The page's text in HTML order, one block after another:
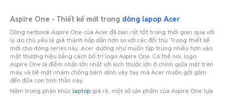
Aspire One - Thiết kế mới trong dòng lapop Acer
Dòng netbook Aspire One của Acer đã bán rất tốt trong thời gian qua với
lý do chủ yếu là giá thành hấp dẫn hơn so với các đối thủ. Trong thiết kế
mới cho dòng series này, Acer dường như muốn tập trung nhiều hơn vào
mặt thương hiệu bằng cách bố trí logo Aspire One. Có thể nói, logo
Aspire One là điểm nhấn lớn nhất với kích thước lớn ở chính giữa mặt trên
máy và bề mặt nhám chống bám dính vây tay mà Acer muốn gởi gắm
đến đứa con tinh thần này.
Nằm trong phân khúc laptop giá rẻ, một số sản phẩm của Aspire One tựa